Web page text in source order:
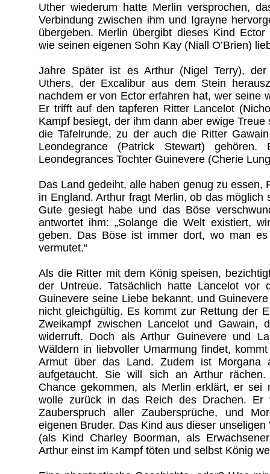
Uther wiederum hatte Merlin versprochen,
Verbindung zwischen ihm und Igrayne
übergeben. Merlin übergibt dieses Kind
wie seinen eigenen Sohn Kay (Niall O’Brien)
Jahre Später ist es Arthur (Nigel Terry),
Uthers, der Excalibur aus dem Stein
nachdem er von Ector erfahren hat, wer seine
Er trifft auf den tapferen Ritter Lancelot
Kampf besiegt, der ihm dann aber ewige Treue
die Tafelrunde, zu der auch die Ritter
Leondegrance (Patrick Stewart)
Leondegrances Tochter Guinevere (Cherie
Das Land gedeiht, alle haben genug zu essen,
in England. Arthur fragt Merlin, ob das möglich
Gute gesiegt habe und das Böse
antwortet ihm: „Solange die Welt existiert,
geben. Das Böse ist immer dort, wo man
vermutet.“
Als die Ritter mit dem König speisen,
der Untreue. Tatsächlich hatte Lancelot vor
Guinevere seine Liebe bekannt, und
nicht gleichgültig. Es kommt zur Rettung der
Zweikampf zwischen Lancelot und Gawain,
widerruft. Doch als Arthur Guinevere und
Wäldern in liebvoller Umarmung findet,
Armut über das Land. Zudem ist Morgana
aufgetaucht. Sie will sich an Arthur
Chance gekommen, als Merlin erklärt, er sei
wolle zurück in das Reich des Drachen. Er
Zauberspruch aller Zaubersprüche, und
eigenen Bruder. Das Kind aus dieser unseligen
(als Kind Charley Boorman, als
Arthur einst im Kampf töten und selbst König